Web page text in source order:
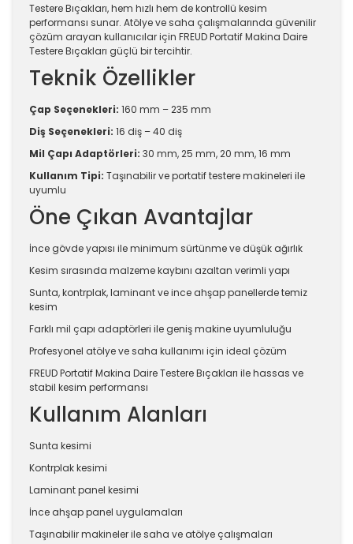
Testere Bıçakları, hem hızlı hem de kontrollü kesim
performansı sunar. Atölye ve saha çalışmalarında güvenilir
çözüm arayan kullanıcılar için FREUD Portatif Makina Daire
Testere Bıçakları güçlü bir tercihtir.
Teknik Özellikler
Çap Seçenekleri: 160 mm – 235 mm
Diş Seçenekleri: 16 diş – 40 diş
Mil Çapı Adaptörleri: 30 mm, 25 mm, 20 mm, 16 mm
Kullanım Tipi: Taşınabilir ve portatif testere makineleri ile
uyumlu
Öne Çıkan Avantajlar
İnce gövde yapısı ile minimum sürtünme ve düşük ağırlık
Kesim sırasında malzeme kaybını azaltan verimli yapı
Sunta, kontrplak, laminant ve ince ahşap panellerde temiz
kesim
Farklı mil çapı adaptörleri ile geniş makine uyumluluğu
Profesyonel atölye ve saha kullanımı için ideal çözüm
FREUD Portatif Makina Daire Testere Bıçakları ile hassas ve
stabil kesim performansı
Kullanım Alanları
Sunta kesimi
Kontrplak kesimi
Laminant panel kesimi
İnce ahşap panel uygulamaları
Taşınabilir makineler ile saha ve atölye çalışmaları